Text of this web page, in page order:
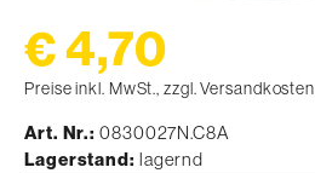
€ 4,70
Preise inkl. MwSt., zzgl. Versandkosten
Art. Nr. 0830027N.C8A
Lagerstand lagernd